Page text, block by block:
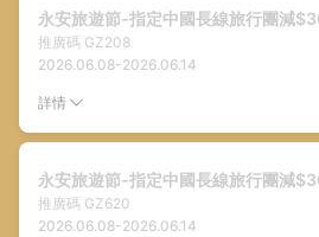
永安旅遊節-指定中國長線旅行團減
推廣碼 GZ208
2026.06.08-2026.06.14
詳情
永安旅遊節-指定中國長線旅行團減
推廣碼 GZ620
2026.06.08-2026.06.14